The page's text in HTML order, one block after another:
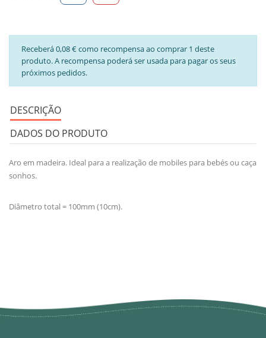
Receberá 0,08 € como recompensa ao comprar 1 deste
produto. A recompensa poderá ser usada para pagar os seus
próximos pedidos.
DESCRIÇÃO
DADOS DO PRODUTO
Aro em madeira. Ideal para a realização de mobiles para bebés ou caça
sonhos.
Diâmetro total = 100mm (10cm).